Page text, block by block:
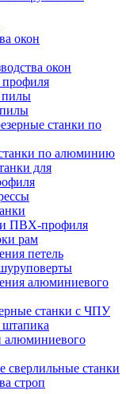
окон
окон
профиля
пилы
станки по
по алюминию
для
ПВХ-профиля
рам
петель
алюминиевого
станки с ЧПУ
штапика
алюминиевого
сверлильные станки
строп